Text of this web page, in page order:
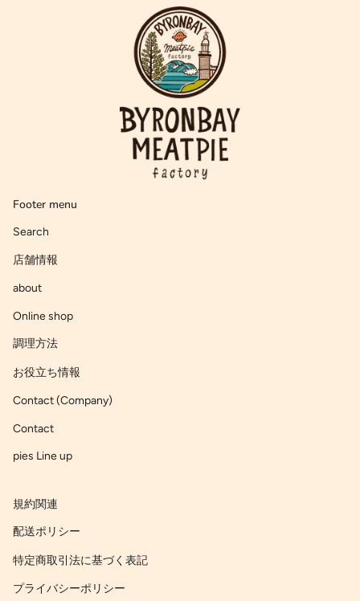
Footer menu
Search
店舗情報
about
Online shop
調理方法
お役立ち情報
Contact (Company)
Contact
pies Line up
規約関連
配送ポリシー
特定商取引法に基づく表記
プライバシーポリシー